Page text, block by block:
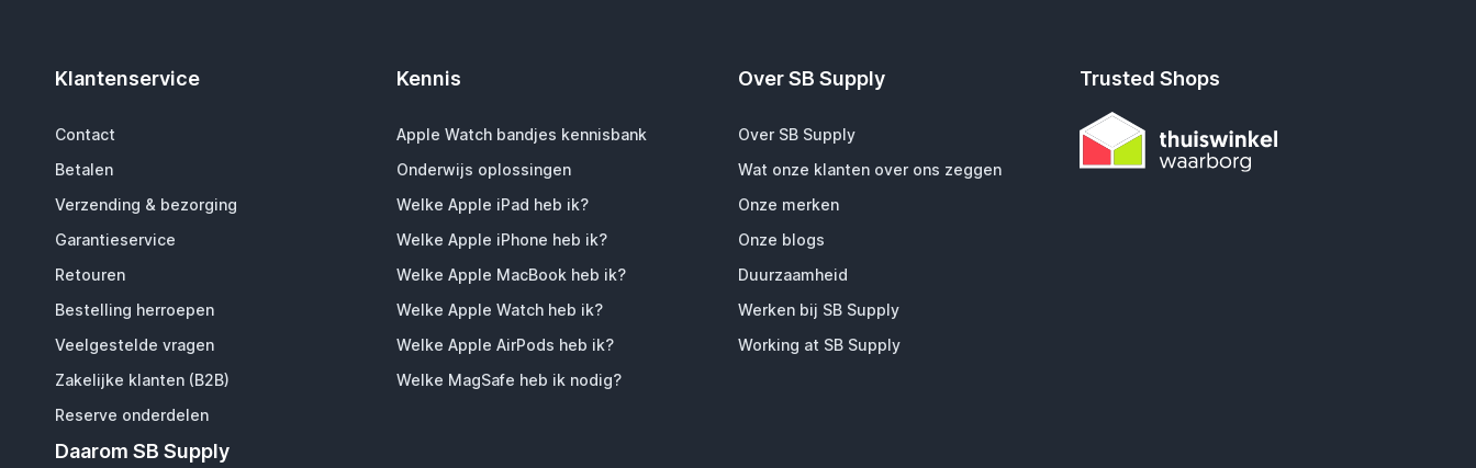
Klantenservice
Contact
Betalen
Verzending & bezorging
Garantieservice
Retouren
Bestelling herroepen
Veelgestelde vragen
Zakelijke klanten (B2B)
Reserve onderdelen
Daarom SB Supply
Kennis
Apple Watch bandjes kennisbank
Onderwijs oplossingen
Welke Apple iPad heb ik?
Welke Apple iPhone heb ik?
Welke Apple MacBook heb ik?
Welke Apple Watch heb ik?
Welke Apple AirPods heb ik?
Welke MagSafe heb ik nodig?
Over SB Supply
Over SB Supply
Wat onze klanten over ons zeggen
Onze merken
Onze blogs
Duurzaamheid
Werken bij SB Supply
Working at SB Supply
Trusted Shops